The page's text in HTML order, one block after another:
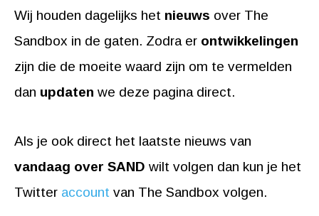
Wij houden dagelijks het nieuws over The
Sandbox in de gaten. Zodra er ontwikkelingen
zijn die de moeite waard zijn om te vermelden
dan updaten we deze pagina direct.
Als je ook direct het laatste nieuws van
vandaag over SAND wilt volgen dan kun je het
Twitter account van The Sandbox volgen.